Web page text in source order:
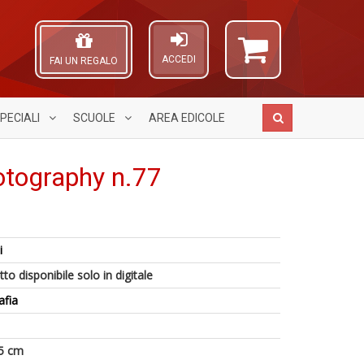
ACCEDI
FAI UN REGALO
SCUOLE AREA EDICOLE
n.77
disponibile solo in digitale
cm